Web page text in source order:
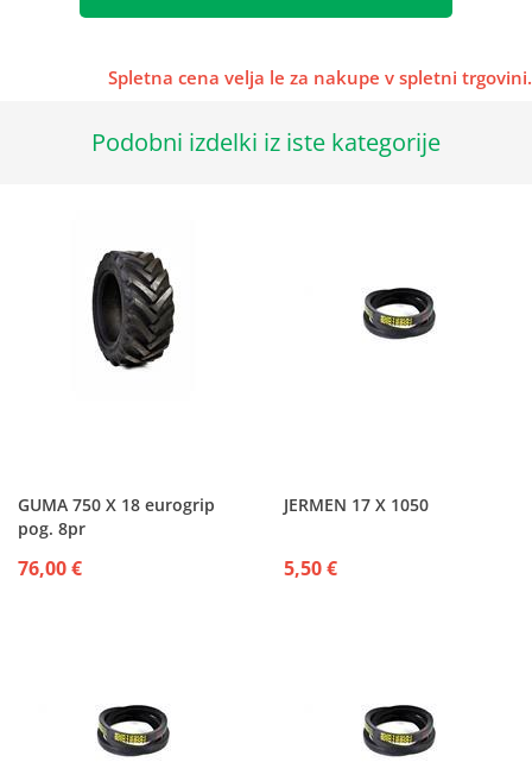
Spletna cena velja le za nakupe v spletni trgovini.
Podobni izdelki iz iste kategorije
GUMA 750 X 18 eurogrip
pog. 8pr
76,00 €
JERMEN 17 X 1050
5,50 €